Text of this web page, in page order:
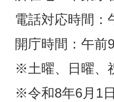
電話対応時間：
開庁時間：午
※土曜、日曜、
※令和8年6月1